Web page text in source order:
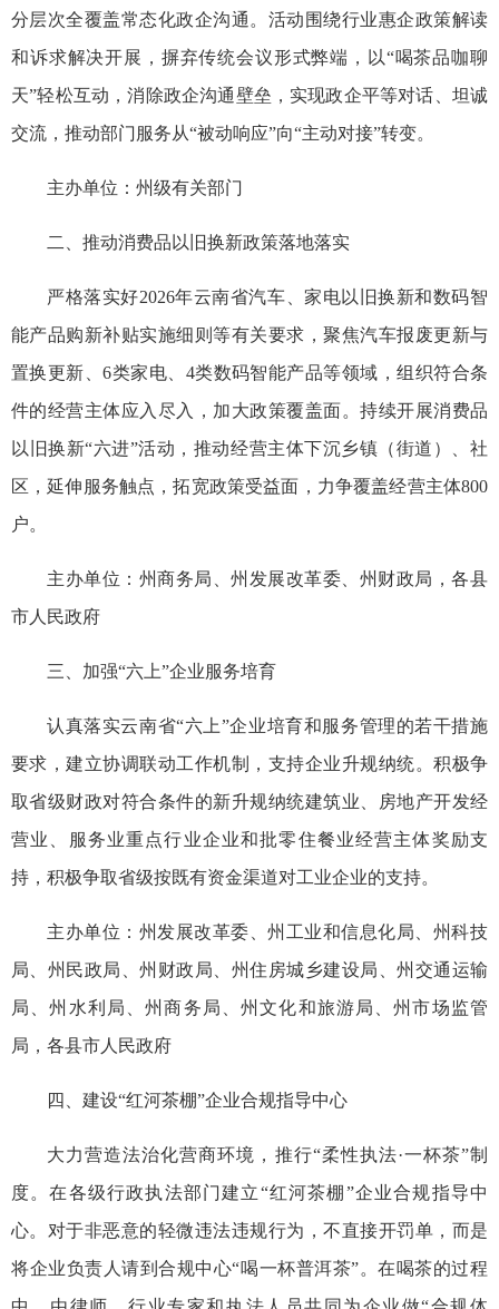
分层次全覆盖常态化政企沟通。活动围绕行业惠企政策解读
和诉求解决开展，摒弃传统会议形式弊端，以“喝茶品咖聊
天”轻松互动，消除政企沟通壁垒，实现政企平等对话、坦诚
交流，推动部门服务从“被动响应”向“主动对接”转变。
主办单位：州级有关部门
二、推动消费品以旧换新政策落地落实
严格落实好2026年云南省汽车、家电以旧换新和数码智
能产品购新补贴实施细则等有关要求，聚焦汽车报废更新与
置换更新、6类家电、4类数码智能产品等领域，组织符合条
件的经营主体应入尽入，加大政策覆盖面。持续开展消费品
以旧换新“六进”活动，推动经营主体下沉乡镇（街道）、社
区，延伸服务触点，拓宽政策受益面，力争覆盖经营主体800
户。
主办单位：州商务局、州发展改革委、州财政局，各县
市人民政府
三、加强“六上”企业服务培育
认真落实云南省“六上”企业培育和服务管理的若干措施
要求，建立协调联动工作机制，支持企业升规纳统。积极争
取省级财政对符合条件的新升规纳统建筑业、房地产开发经
营业、服务业重点行业企业和批零住餐业经营主体奖励支
持，积极争取省级按既有资金渠道对工业企业的支持。
主办单位：州发展改革委、州工业和信息化局、州科技
局、州民政局、州财政局、州住房城乡建设局、州交通运输
局、州水利局、州商务局、州文化和旅游局、州市场监管
局，各县市人民政府
四、建设“红河茶棚”企业合规指导中心
大力营造法治化营商环境，推行“柔性执法·一杯茶”制
度。在各级行政执法部门建立“红河茶棚”企业合规指导中
心。对于非恶意的轻微违法违规行为，不直接开罚单，而是
将企业负责人请到合规中心“喝一杯普洱茶”。在喝茶的过程